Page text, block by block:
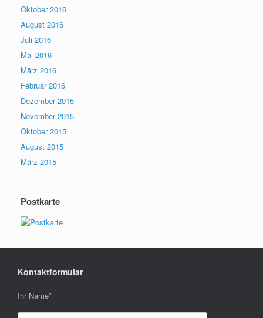
Oktober 2016
August 2016
Juli 2016
Mai 2016
März 2016
Februar 2016
Dezember 2015
November 2015
Oktober 2015
August 2015
März 2015
Postkarte
Kontaktformular
Ihr Name*